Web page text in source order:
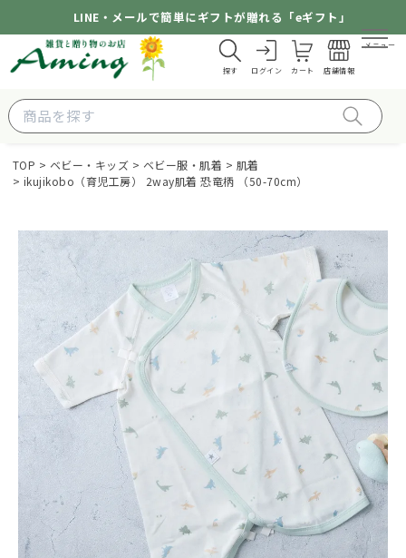
LINE・メールで簡単にギフトが贈れる「eギフト」
探す ログイン カート 店舗情報
メニュー
TOP ベビー・キッズ ベビー服・肌着
肌着
ikujikobo（育児工房） 2way肌着 恐竜柄 （50-70cm）